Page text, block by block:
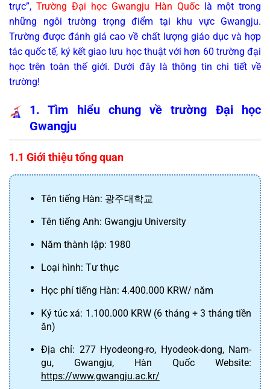
trực”, Trường Đại học Gwangju Hàn Quốc là một trong
những ngôi trường trọng điểm tại khu vực Gwangju.
Trường được đánh giá cao về chất lượng giáo dục và hợp
tác quốc tế, ký kết giao lưu học thuật với hơn 60 trường đại
học trên toàn thế giới. Dưới đây là thông tin chi tiết về
trường!
1. Tìm hiểu chung về trường Đại học
Gwangju
1.1 Giới thiệu tổng quan
Tên tiếng Hàn: 광주대학교
Tên tiếng Anh: Gwangju University
Năm thành lập: 1980
Loại hình: Tư thục
Học phí tiếng Hàn: 4.400.000 KRW/ năm
Ký túc xá: 1.100.000 KRW (6 tháng + 3 tháng tiền
ăn)
Địa chỉ: 277 Hyodeong-ro, Hyodeok-dong, Nam-
https://www.gwangju.ac.kr/